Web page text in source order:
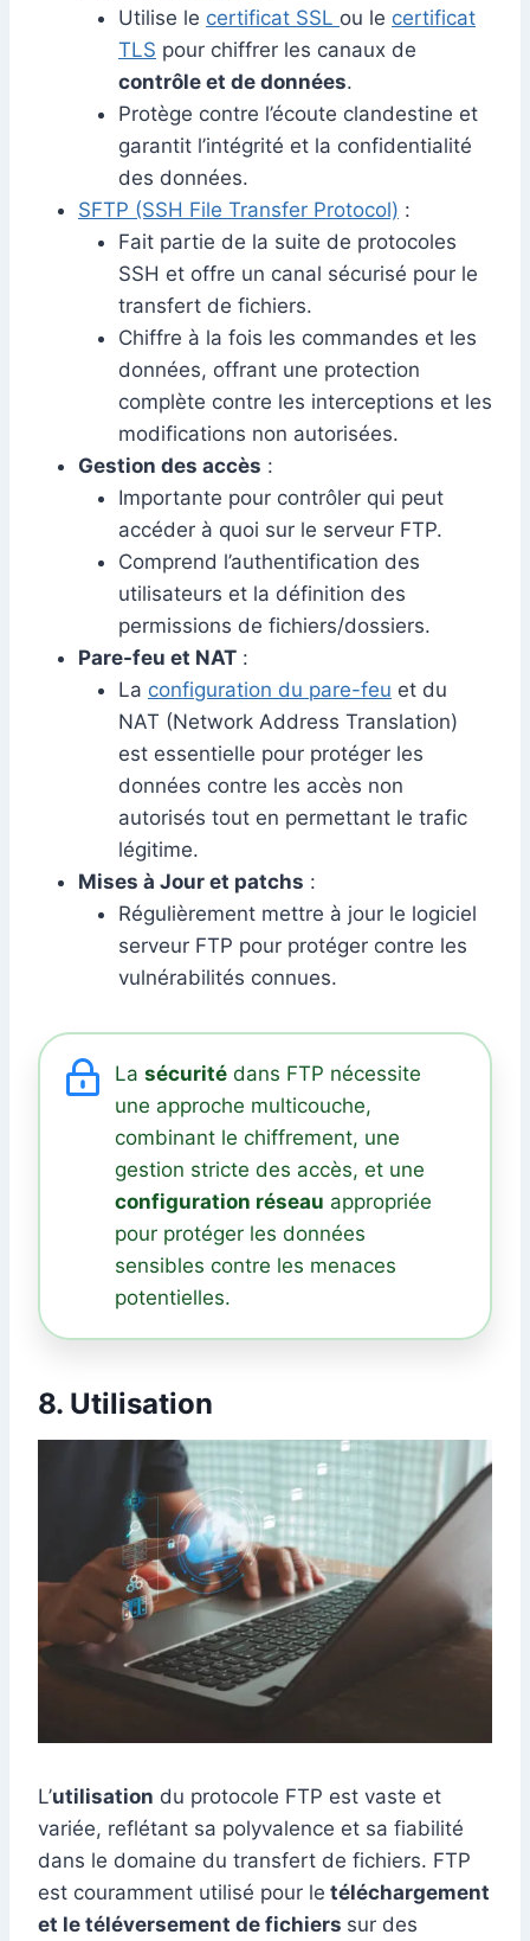
Utilise le certificat SSL ou le certificat
TLS pour chiffrer les canaux de
contrôle et de données.
Protège contre l’écoute clandestine et
garantit l’intégrité et la confidentialité
des données.
SFTP (SSH File Transfer Protocol) :
Fait partie de la suite de protocoles
SSH et offre un canal sécurisé pour le
transfert de fichiers.
Chiffre à la fois les commandes et les
données, offrant une protection
complète contre les interceptions et les
modifications non autorisées.
Gestion des accès :
Importante pour contrôler qui peut
accéder à quoi sur le serveur FTP.
Comprend l’authentification des
utilisateurs et la définition des
permissions de fichiers/dossiers.
Pare-feu et NAT :
La configuration du pare-feu et du
NAT (Network Address Translation)
est essentielle pour protéger les
données contre les accès non
autorisés tout en permettant le trafic
légitime.
Mises à Jour et patchs :
Régulièrement mettre à jour le logiciel
serveur FTP pour protéger contre les
vulnérabilités connues.
La sécurité dans FTP nécessite
une approche multicouche,
combinant le chiffrement, une
gestion stricte des accès, et une
configuration réseau appropriée
pour protéger les données
sensibles contre les menaces
potentielles.
8. Utilisation
L’utilisation du protocole FTP est vaste et
variée, reflétant sa polyvalence et sa fiabilité
dans le domaine du transfert de fichiers. FTP
est couramment utilisé pour le téléchargement
et le téléversement de fichiers sur des